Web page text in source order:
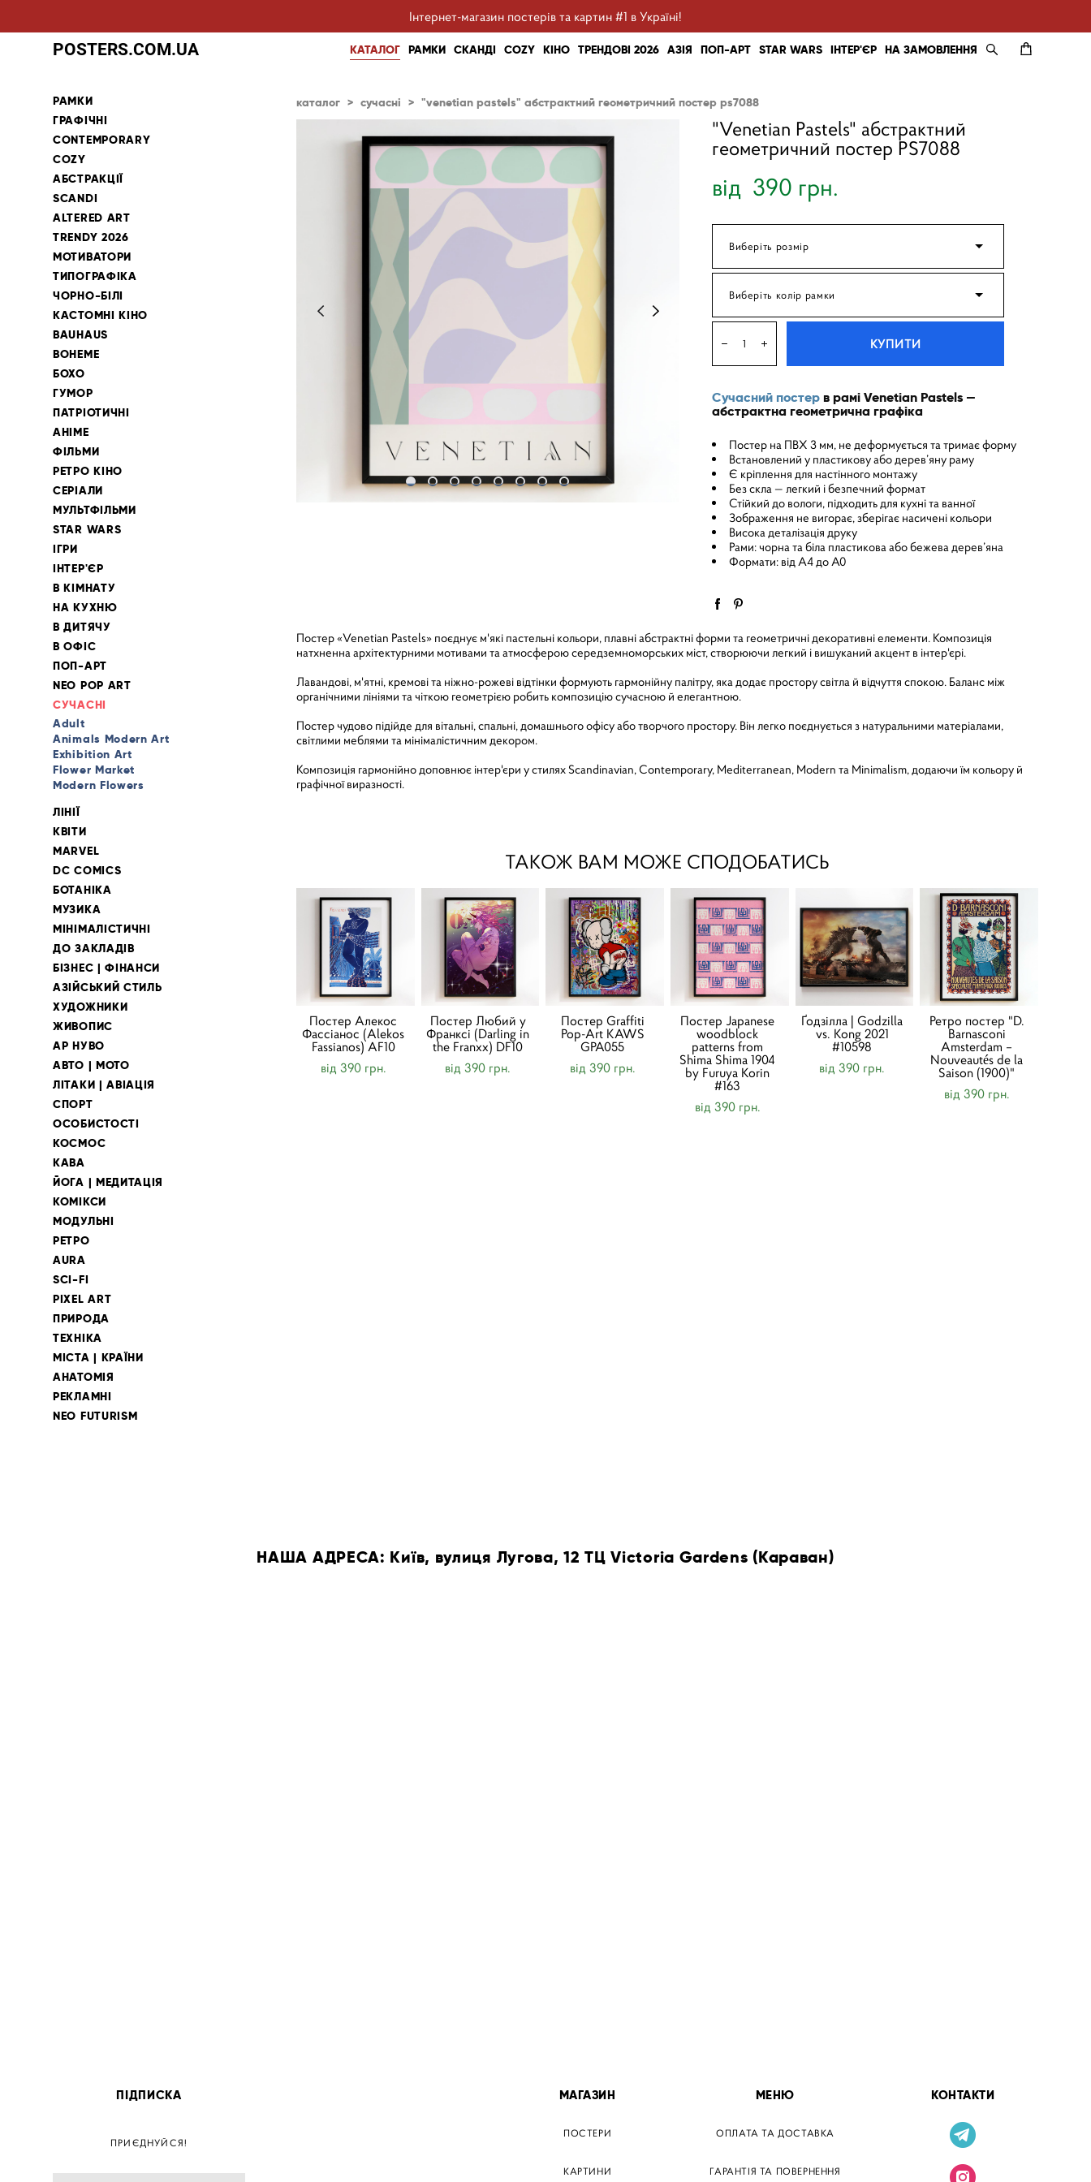
Інтернет-магазин постерів та картин #1 в Україні!
POSTERS.COM.UA КАТАЛОГ РАМКИ СКАНДІ COZY КІНО ТРЕНДОВІ 2026 АЗІЯ ПОП-АРТ STAR WARS ІНТЕР'ЄР НА ЗАМОВЛЕННЯ
РАМКИ
ГРАФІЧНІ
CONTEMPORARY
COZY
АБСТРАКЦІЇ
SCANDI
ALTERED ART
TRENDY 2026
МОТИВАТОРИ
ТИПОГРАФІКА
ЧОРНО-БІЛІ
КАСТОМНІ КІНО
BAUHAUS
BOHEME
БОХО
ГУМОР
ПАТРІОТИЧНІ
АНІМЕ
ФІЛЬМИ
РЕТРО КІНО
СЕРІАЛИ
МУЛЬТФІЛЬМИ
STAR WARS
ІГРИ
ІНТЕР'ЄР
В КІМНАТУ
НА КУХНЮ
В ДИТЯЧУ
В ОФІС
ПОП-АРТ
NEO POP ART
СУЧАСНІ
Adult
Animals Modern Art
Exhibition Art
Flower Market
Modern Flowers
ЛІНІЇ
КВІТИ
MARVEL
DC COMICS
БОТАНІКА
МУЗИКА
МІНІМАЛІСТИЧНІ
ДО ЗАКЛАДІВ
БІЗНЕС | ФІНАНСИ
АЗІЙСЬКИЙ СТИЛЬ
ХУДОЖНИКИ
ЖИВОПИС
АР НУВО
АВТО | МОТО
ЛІТАКИ | АВІАЦІЯ
СПОРТ
ОСОБИСТОСТІ
КОСМОС
КАВА
ЙОГА | МЕДИТАЦІЯ
КОМІКСИ
МОДУЛЬНІ
РЕТРО
AURA
SCI-FI
PIXEL ART
ПРИРОДА
ТЕХНІКА
МІСТА | КРАЇНИ
АНАТОМІЯ
РЕКЛАМНІ
NEO FUTURISM
каталог > сучасні > "venetian pastels" абстрактний геометричний постер ps7088
"Venetian Pastels" абстрактний
геометричний постер PS7088
від 390 грн.
Виберіть розмір
Виберіть колір рамки
КУПИТИ
Сучасний постерв рамі Venetian Pastels —
абстрактна геометрична графіка
Постер на ПВХ 3 мм, не деформується та тримає форму
Встановлений у пластикову або дерев’яну раму
Є кріплення для настінного монтажу
Без скла — легкий і безпечний формат
Стійкий до вологи, підходить для кухні та ванної
Зображення не вигорає, зберігає насичені кольори
Висока деталізація друку
Рами: чорна та біла пластикова або бежева дерев’яна
Формати: від A4 до A0
Постер «Venetian Pastels» поєднує м'які пастельні кольори, плавні абстрактні форми та геометричні декоративні елементи. Композиція
натхненна архітектурними мотивами та атмосферою середземноморських міст, створюючи легкий і вишуканий акцент в інтер'єрі.
Лавандові, м'ятні, кремові та ніжно-рожеві відтінки формують гармонійну палітру, яка додає простору світла й відчуття спокою. Баланс між
органічними лініями та чіткою геометрією робить композицію сучасною й елегантною.
Постер чудово підійде для вітальні, спальні, домашнього офісу або творчого простору. Він легко поєднується з натуральними матеріалами,
світлими меблями та мінімалістичним декором.
Композиція гармонійно доповнює інтер'єри у стилях Scandinavian, Contemporary, Mediterranean, Modern та Minimalism, додаючи їм кольору й
графічної виразності.
ТАКОЖ ВАМ МОЖЕ СПОДОБАТИСЬ
Постер Алекос
Фассіанос (Alekos
Fassianos) AF10
від 390 грн.
Постер Любий у
Франксі (Darling in
the Franxx) DF10
від 390 грн.
Постер Graffiti
Pop-Art KAWS
GPA055
від 390 грн.
Постер Japanese
woodblock
patterns from
Shima Shima 1904
by Furuya Korin
#163
від 390 грн.
Ґодзілла | Godzilla
vs. Kong 2021
#10598
від 390 грн.
Ретро постер "D.
Barnasconi
Amsterdam –
Nouveautés de la
Saison (1900)"
від 390 грн.
НАША АДРЕСА: Київ, вулиця Лугова, 12 ТЦ Victoria Gardens (Караван)
ПІДПИСКА
ПРИЄДНУЙСЯ!
МАГАЗИН
ПОСТЕРИ
КАРТИНИ
МЕНЮ
ОПЛАТА ТА ДОСТАВКА
ГАРАНТІЯ ТА ПОВЕРНЕННЯ
КОНТАКТИ